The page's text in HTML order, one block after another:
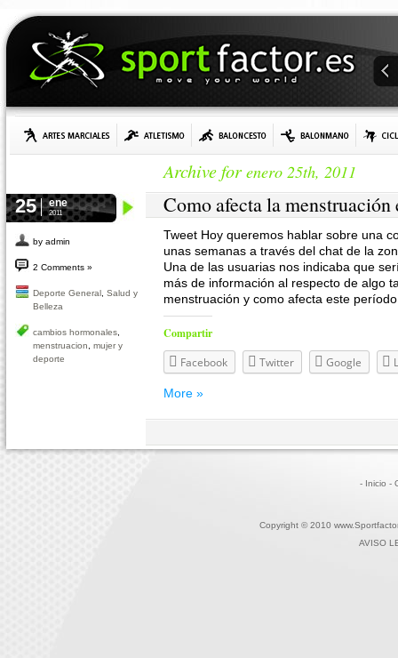
Archive forenero 25th, 2011
25 ene
2011
by admin
2 Comments »
Deporte General Salud y
Belleza
cambios hormonales
menstruacion
mujer y
deporte
Como afecta la menstruación
Tweet Hoy queremos hablar sobre una
unas semanas a través del chat de la
Una de las usuarias nos indicaba que
más de información al respecto de algo
menstruación y como afecta este
Compartir
Facebook
Twitter Google
More »
- Inicio -
Copyright © 2010
AVISO